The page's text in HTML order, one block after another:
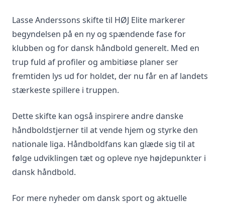
Lasse Anderssons skifte til HØJ Elite markerer
begyndelsen på en ny og spændende fase for
klubben og for dansk håndbold generelt. Med en
trup fuld af profiler og ambitiøse planer ser
fremtiden lys ud for holdet, der nu får en af landets
stærkeste spillere i truppen.
Dette skifte kan også inspirere andre danske
håndboldstjerner til at vende hjem og styrke den
nationale liga. Håndboldfans kan glæde sig til at
følge udviklingen tæt og opleve nye højdepunkter i
dansk håndbold.
For mere nyheder om dansk sport og aktuelle